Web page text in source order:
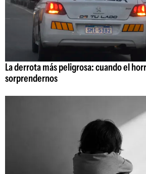
La derrota más peligrosa: cuando el
sorprendernos